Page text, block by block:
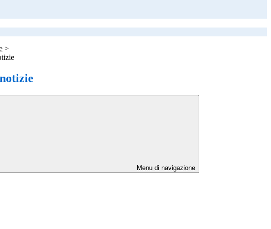
>
Menu di navigazione